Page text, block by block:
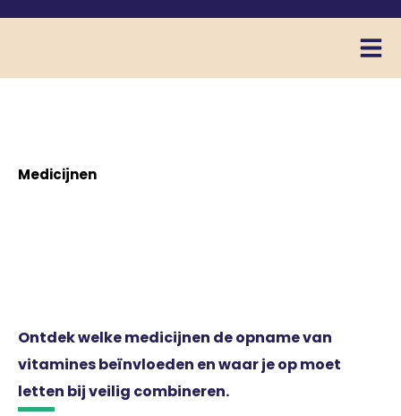
Medicijnen
Ontdek welke medicijnen de opname van
vitamines beïnvloeden en waar je op moet
letten bij veilig combineren.